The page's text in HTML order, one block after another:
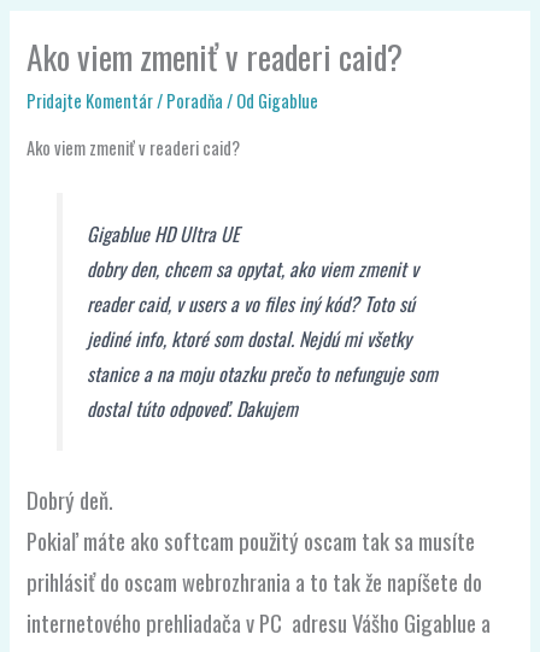
Ako viem zmeniť v readeri caid?
Pridajte Komentár/Poradňa/ Od Gigablue
Ako viem zmeniť v readeri caid?
Gigablue HD Ultra UE
dobry den, chcem sa opytat, ako viem zmenit v
reader caid, v users a vo files iný kód? Toto sú
jediné info, ktoré som dostal. Nejdú mi všetky
stanice a na moju otazku prečo to nefunguje som
dostal túto odpoveď. Dakujem
Dobrý deň.
Pokiaľ máte ako softcam použitý oscam tak sa musíte
prihlásiť do oscam webrozhrania a to tak že napíšete do
internetového prehliadača v PC adresu Vášho Gigablue a